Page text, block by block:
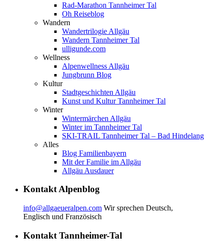
Rad-Marathon Tannheimer Tal
Oh Reiseblog
Wandern
Wandertrilogie Allgäu
Wandern Tannheimer Tal
ulligunde.com
Wellness
Alpenwellness Allgäu
Jungbrunn Blog
Kultur
Stadtgeschichten Allgäu
Kunst und Kultur Tannheimer Tal
Winter
Wintermärchen Allgäu
Winter im Tannheimer Tal
SKI-TRAIL Tannheimer Tal – Bad Hindelang
Alles
Blog Familienbayern
Mit der Familie im Allgäu
Allgäu Ausdauer
Kontakt Alpenblog
info@allgaeueralpen.com Wir sprechen Deutsch,
Englisch und Französisch
Kontakt Tannheimer-Tal